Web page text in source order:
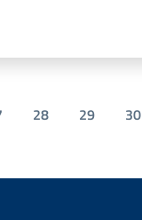
28 29 30